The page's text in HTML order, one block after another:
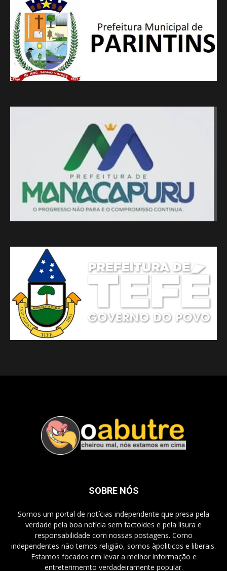
SOBRE NÓS
Somos um portal de notícias independente que presa pela
verdade pela boa notícia sem factoides e pela lisura e
responsabilidade com nossas postagens. Como
independentes não temos religião, somos àpoliticos e liberais.
Estamos focados em levar a melhor informação e
entreterimemto verdadeiramente popular.